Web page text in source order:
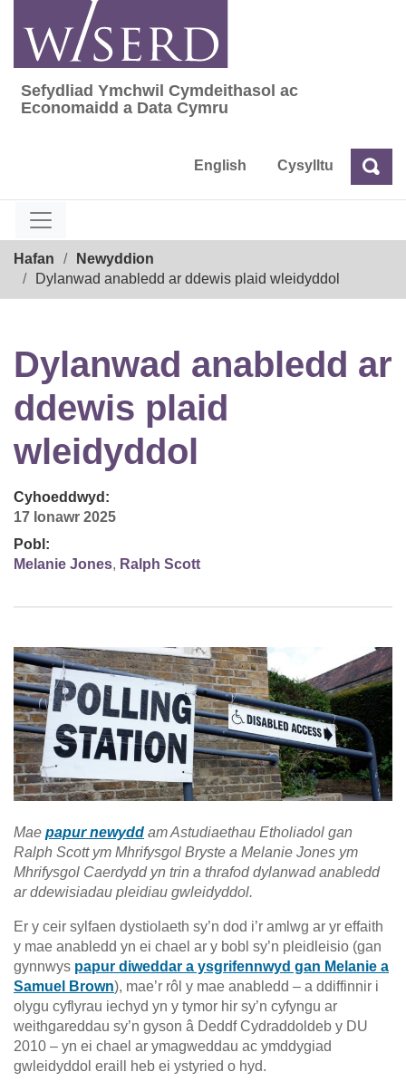
content
Sefydliad Ymchwil Cymdeithasol ac
Sefydliad Ymchwil Cymdeithasol ac
Economaidd a Data Cymru
English Cysylltu Chwilio
Hafan
Newyddion
Dylanwad anabledd ar ddewis plaid wleidyddol
Dylanwad anabledd ar
ddewis plaid
wleidyddol
Cyhoeddwyd:
17 Ionawr 2025
Pobl:
Melanie Jones, Ralph Scott
Mae papur newydd am Astudiaethau Etholiadol gan
Ralph Scott ym Mhrifysgol Bryste a Melanie Jones ym
Mhrifysgol Caerdydd yn trin a thrafod dylanwad anabledd
ar ddewisiadau pleidiau gwleidyddol.
Er y ceir sylfaen dystiolaeth sy’n dod i’r amlwg ar yr effaith
y mae anabledd yn ei chael ar y bobl sy’n pleidleisio (gan
gynnwys papur diweddar a ysgrifennwyd gan Melanie a
Samuel Brown), mae’r rôl y mae anabledd – a ddiffinnir i
olygu cyflyrau iechyd yn y tymor hir sy’n cyfyngu ar
weithgareddau sy’n gyson â Deddf Cydraddoldeb y DU
2010 – yn ei chael ar ymagweddau ac ymddygiad
gwleidyddol eraill heb ei ystyried o hyd.